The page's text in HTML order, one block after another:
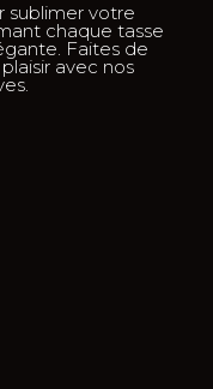
sublimer votre
chaque tasse
Faites de
avec nos